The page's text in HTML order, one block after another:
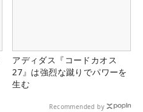
アディダス『コードカオス
27』は強烈な蹴りでパワーを
生む
Recommended by